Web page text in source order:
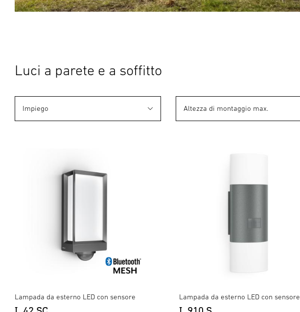
Luci a parete e a soffitto
Impiego Altezza di montaggio max.
Lampada da esterno LED con sensore Lampada da esterno LED con sensore